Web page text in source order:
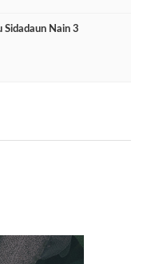
Sidadaun Nain 3